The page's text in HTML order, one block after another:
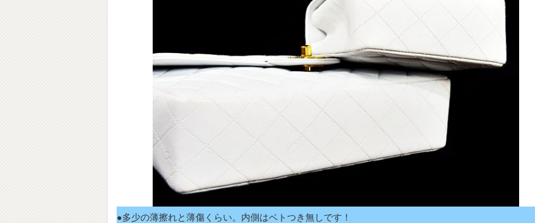
●多少の薄擦れと薄傷くらい。内側はベトつき無しです！